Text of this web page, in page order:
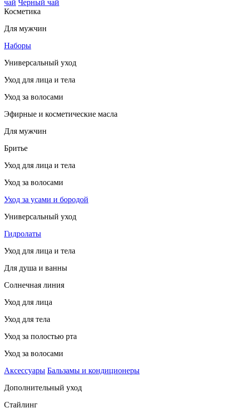
чай Черный чай
Косметика
Для мужчин
Наборы
Универсальный уход
Уход для лица и тела
Уход за волосами
Эфирные и косметические масла
Для мужчин
Бритье
Уход для лица и тела
Уход за волосами
Уход за усами и бородой
Универсальный уход
Гидролаты
Уход для лица и тела
Для душа и ванны
Солнечная линия
Уход для лица
Уход для тела
Уход за полостью рта
Уход за волосами
Аксессуары Бальзамы и кондиционеры
Дополнительный уход
Стайлинг